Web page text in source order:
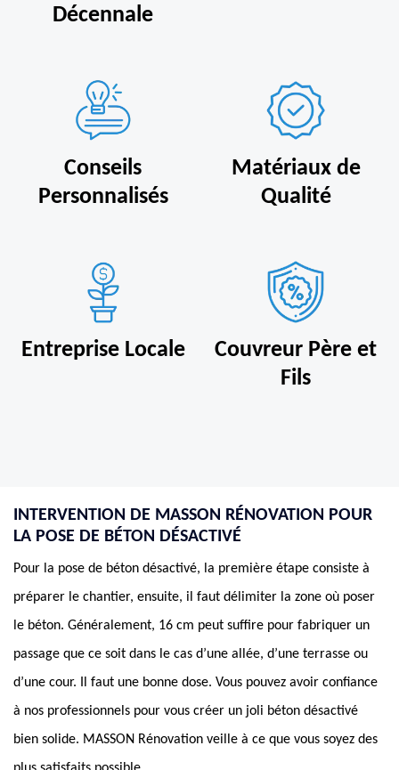
Décennale
Conseils
Personnalisés
Matériaux de
Qualité
Entreprise Locale
Couvreur Père et
Fils
INTERVENTION DE MASSON RÉNOVATION POUR
LA POSE DE BÉTON DÉSACTIVÉ
Pour la pose de béton désactivé, la première étape consiste à
préparer le chantier, ensuite, il faut délimiter la zone où poser
le béton. Généralement, 16 cm peut suffire pour fabriquer un
passage que ce soit dans le cas d’une allée, d’une terrasse ou
d’une cour. Il faut une bonne dose. Vous pouvez avoir confiance
à nos professionnels pour vous créer un joli béton désactivé
bien solide. MASSON Rénovation veille à ce que vous soyez des